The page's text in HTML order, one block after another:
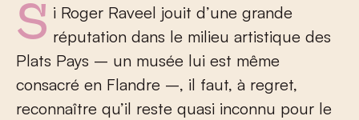
Si Roger Raveel jouit d’une grande réputation dans le milieu artistique des
Plats Pays – un musée lui est même
consacré en Flandre –, il faut, à regret,
reconnaître qu’il reste quasi inconnu pour le